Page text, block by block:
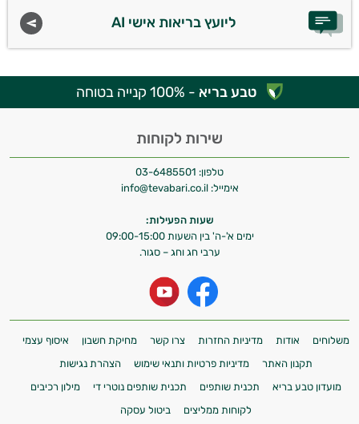
ליועץ בריאות אישי AI
טבע בריא - 100% קנייה בטוחה
שירות לקוחות
טלפון: 03-6485501
אימייל: info@tevabari.co.il
שעות הפעילות:
ימים א'-ה' בין השעות 09:00-15:00
ערבי חג וחג – סגור.
משלוחים אודות מדיניות החזרות צרו קשר מחיקת חשבון
איסוף עצמי
תקנון האתר
מדיניות פרטיות ותנאי שימוש
הצהרת נגישות
מועדון טבע בריא
תכנית שותפים תכנית שותפים נוטרי די
מילון רכיבים
לקוחות ממליצים
ביטול עסקה